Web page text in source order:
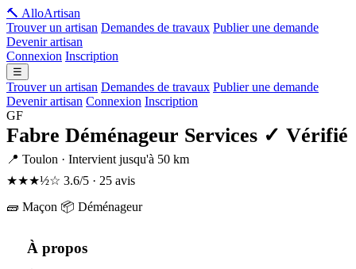
🔨 AlloArtisan
Trouver un artisan Demandes de travaux Publier une demande
Devenir artisan
Connexion Inscription
☰
Trouver un artisan Demandes de travaux Publier une demande
Devenir artisan Connexion Inscription
GF
Fabre Déménageur Services ✓ Vérifié
📍 Toulon · Intervient jusqu'à 50 km
★★★½☆ 3.6/5 · 25 avis
🧱 Maçon 📦 Déménageur
À propos